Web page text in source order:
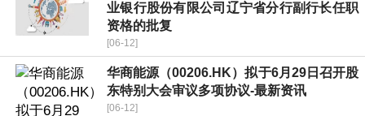
业银行股份有限公司辽宁省分行副行长任职
资格的批复
[06-12]
华商能源（00206.HK）拟于6月29日召开股
东特别大会审议多项协议-最新资讯
[06-12]